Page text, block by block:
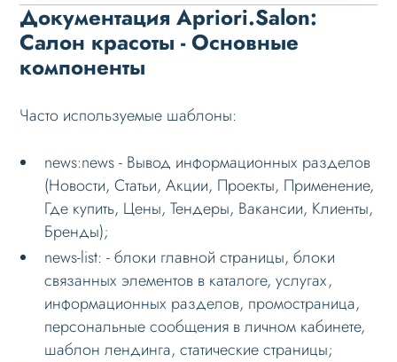
Примеры страниц
Установка и обновление
Дизайн
Оформление контента
Слайдер
Мультирегиональность
Меню сайта
Блоки / секции сайта
Личный кабинет
Формы и коммуникации
Документация Apriori.Salon:
Салон красоты - Основные
компоненты
Часто используемые шаблоны:
news:news - Вывод информационных разделов
(Новости, Статьи, Акции, Проекты, Применение,
Где купить, Цены, Тендеры, Вакансии, Клиенты,
Бренды);
news-list: - блоки главной страницы, блоки
связанных элементов в каталоге, услугах,
информационных разделов, промостраница,
персональные сообщения в личном кабинете,
шаблон лендинга, статические страницы;